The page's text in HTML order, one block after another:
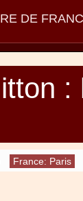
DE
France: Paris